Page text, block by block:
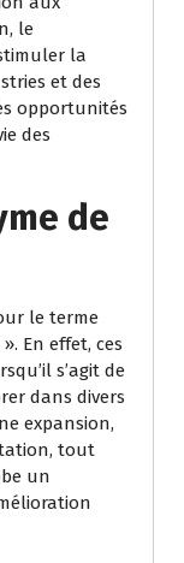
le
la
et des
opportunités
des
de
le terme
En effet, ces
s’agit de
dans divers
expansion,
tout
un